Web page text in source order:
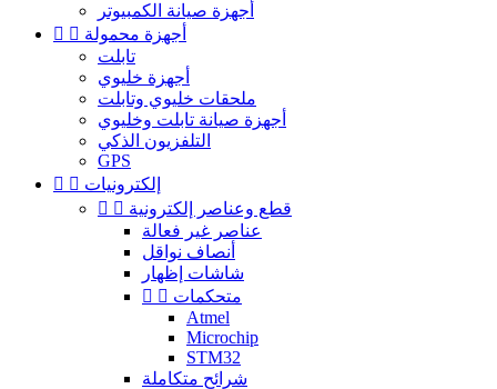
أجهزة صيانة الكمبيوتر
  أجهزة محمولة
تابلت
أجهزة خليوي
ملحقات خليوي وتابلت
أجهزة صيانة تابلت وخليوي
التلفزيون الذكي
GPS
  إلكترونيات
  قطع وعناصر إلكترونية
عناصر غير فعالة
أنصاف نواقل
شاشات إظهار
  متحكمات
Atmel
Microchip
STM32
شرائح متكاملة